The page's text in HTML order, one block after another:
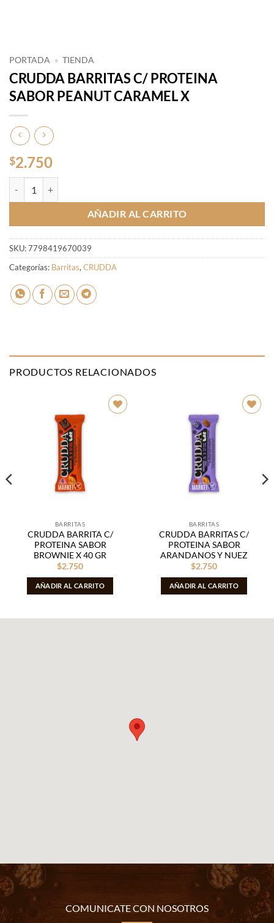
PORTADA » TIENDA
CRUDDA BARRITAS C/ PROTEINA
SABOR PEANUT CARAMEL X
$2.750
AÑADIR AL CARRITO
SKU:7798419670039
Categorías: Barritas,CRUDDA
PRODUCTOS RELACIONADOS
BARRITAS
CRUDDA BARRITA C/
PROTEINA SABOR
BROWNIE X 40 GR
$2.750
AÑADIR AL CARRITO
BARRITAS
CRUDDA BARRITAS C/
PROTEINA SABOR
ARANDANOS Y NUEZ
$2.750
AÑADIR AL CARRITO
COMUNICATE CON NOSOTROS